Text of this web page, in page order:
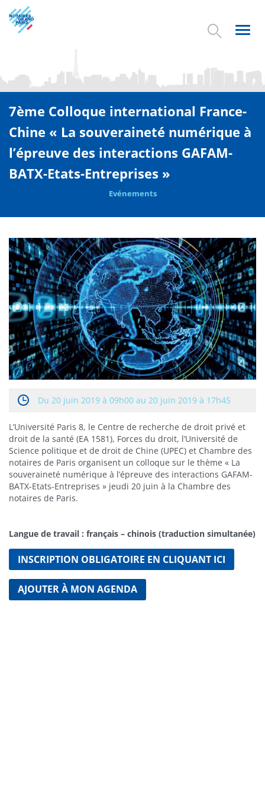
Aller
au
contenu
7ème Colloque international France-
Chine « La souveraineté numérique à
l’épreuve des interactions GAFAM-
BATX-Etats-Entreprises »
Evénements
Du 20 juin 2019 à 09h00 au 20 juin 2019 à 17h45
L’Université Paris 8, le Centre de recherche de droit privé et
droit de la santé (EA 1581), Forces du droit, l’Université de
Science politique et de droit de Chine (UPEC) et Chambre des
notaires de Paris organisent un colloque sur le thème « La
souveraineté numérique à l’épreuve des interactions GAFAM-
BATX-Etats-Entreprises » jeudi 20 juin à la Chambre des
notaires de Paris.
Langue de travail : français – chinois (traduction simultanée)
INSCRIPTION OBLIGATOIRE EN CLIQUANT ICI
AJOUTER À MON AGENDA